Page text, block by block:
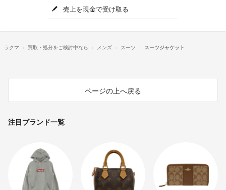
売上を現金で受け取る
ラクマ 買取・処分をご検討中なら メンズ スーツ スーツジャケット
ページの上へ戻る
注目ブランド一覧